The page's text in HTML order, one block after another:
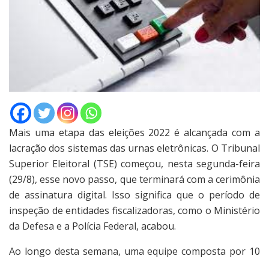
Mais uma etapa das eleições 2022 é alcançada com a
lacração dos sistemas das urnas eletrônicas. O Tribunal
Superior Eleitoral (TSE) começou, nesta segunda-feira
(29/8), esse novo passo, que terminará com a cerimônia
de assinatura digital. Isso significa que o período de
inspeção de entidades fiscalizadoras, como o Ministério
da Defesa e a Polícia Federal, acabou.
Ao longo desta semana, uma equipe composta por 10